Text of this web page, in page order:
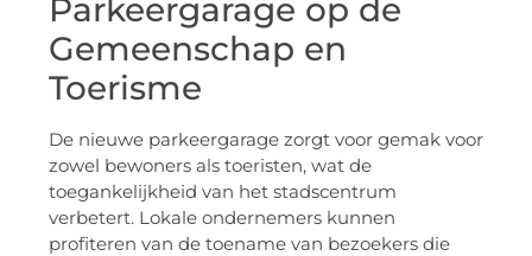
Parkeergarage op de
Gemeenschap en
Toerisme
De nieuwe parkeergarage zorgt voor gemak voor
zowel bewoners als toeristen, wat de
toegankelijkheid van het stadscentrum
verbetert. Lokale ondernemers kunnen
profiteren van de toename van bezoekers die